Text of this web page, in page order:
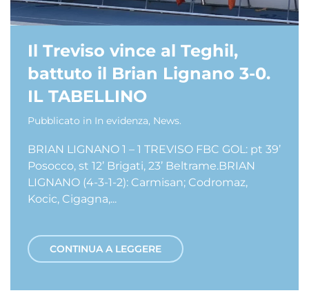
Il Treviso vince al Teghil,
battuto il Brian Lignano 3-0.
IL TABELLINO
Pubblicato in In evidenza, News.
BRIAN LIGNANO 1 – 1 TREVISO FBC GOL: pt 39’
Posocco, st 12’ Brigati, 23’ Beltrame.BRIAN
LIGNANO (4-3-1-2): Carmisan; Codromaz,
Kocic, Cigagna,...
CONTINUA A LEGGERE